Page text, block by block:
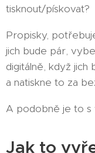
tisknout/pískovat?
Propisky,
jich bude pár,
digitálně, když
a natiskne to za
A podobně je to s
Jak to